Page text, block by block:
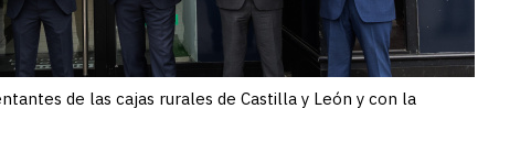
de las cajas rurales de Castilla y León y con la